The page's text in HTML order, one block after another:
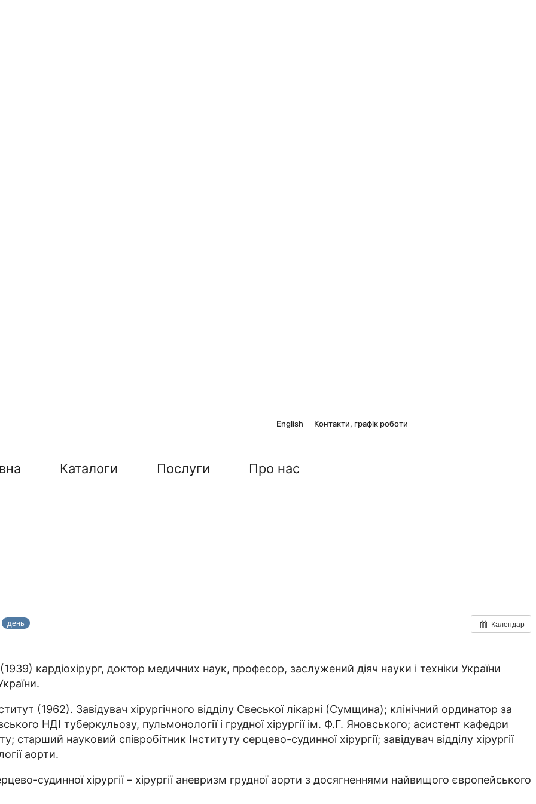
English Контакти, графік роботи
Каталоги Послуги Про нас
Календар
день
кардіохірург, доктор медичних наук, професор, заслужений діяч науки і техніки України
(1962). Завідувач хірургічного відділу Свеської лікарні (Сумщина); клінічний ординатор за
НДІ туберкульозу, пульмонології і грудної хірургії ім. Ф.Г. Яновського; асистент кафедри
старший науковий співробітник Інституту серцево-судинної хірургії; завідувач відділу хірургії
аорти.
­судинної хірургії – хірургії аневризм грудної аорти з досягненнями найвищого європейсь­кого